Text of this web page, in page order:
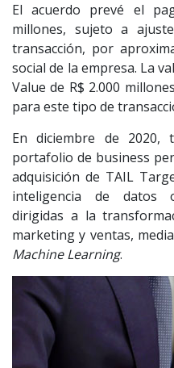
El acuerdo prevé el
millones, sujeto a
transacción, por
social de la empresa. La
Value de R$ 2.000
para este tipo de
En diciembre de 2020,
portafolio de business
adquisición de TAIL
inteligencia de datos
dirigidas a la
marketing y ventas,
Machine Learning.